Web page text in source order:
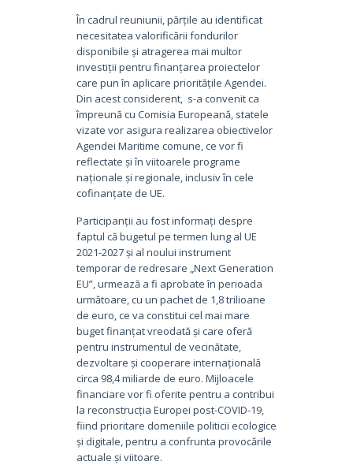
În cadrul reuniunii, părțile au identificat
necesitatea valorificării fondurilor
disponibile și atragerea mai multor
investiții pentru finanțarea proiectelor
care pun în aplicare prioritățile Agendei.
Din acest considerent, s-a convenit ca
împreună cu Comisia Europeană, statele
vizate vor asigura realizarea obiectivelor
Agendei Maritime comune, ce vor fi
reflectate și în viitoarele programe
naționale și regionale, inclusiv în cele
cofinanțate de UE.
Participanții au fost informați despre
faptul că bugetul pe termen lung al UE
2021-2027 și al noului instrument
temporar de redresare „Next Generation
EU”, urmează a fi aprobate în perioada
următoare, cu un pachet de 1,8 trilioane
de euro, ce va constitui cel mai mare
buget finanțat vreodată și care oferă
pentru instrumentul de vecinătate,
dezvoltare și cooperare internațională
circa 98,4 miliarde de euro. Mijloacele
financiare vor fi oferite pentru a contribui
la reconstrucția Europei post-COVID-19,
fiind prioritare domeniile politicii ecologice
și digitale, pentru a confrunta provocările
actuale și viitoare.